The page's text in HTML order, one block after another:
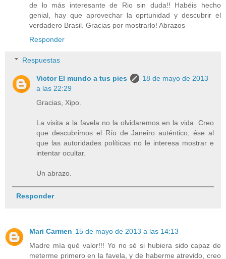
de lo más interesante de Rio sin duda!! Habéis hecho
genial, hay que aprovechar la oprtunidad y descubrir el
verdadero Brasil. Gracias por mostrarlo! Abrazos
Responder
Respuestas
Victor El mundo a tus pies
18 de mayo de 2013
a las 22:29
Gracias, Xipo.
La visita a la favela no la olvidaremos en la vida. Creo
que descubrimos el Río de Janeiro auténtico, ése al
que las autoridades políticas no le interesa mostrar e
intentar ocultar.
Un abrazo.
Responder
Mari Carmen 15 de mayo de 2013 a las 14:13
Madre mía qué valor!!! Yo no sé si hubiera sido capaz de
meterme primero en la favela, y de haberme atrevido, creo